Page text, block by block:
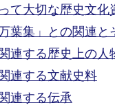
て大切な歴史文化
葉集」との関連と
連する歴史上の人
連する文献史料
連する伝承